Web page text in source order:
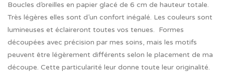
Boucles d’oreilles en papier glacé de 6 cm de hauteur totale.
Très légères elles sont d’un confort inégalé. Les couleurs sont
lumineuses et éclaireront toutes vos tenues. Formes
découpées avec précision par mes soins, mais les motifs
peuvent être légèrement différents selon le placement de ma
découpe. Cette particularité leur donne toute leur originalité.